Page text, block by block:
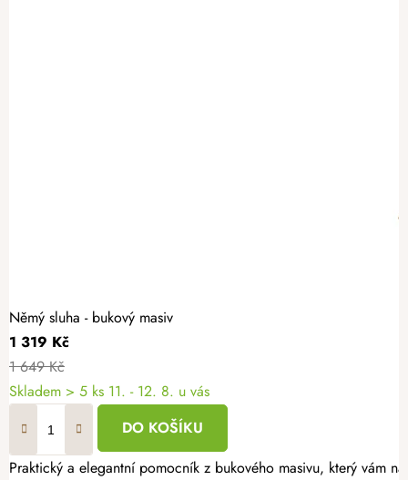
Němý sluha - bukový masiv
1 319 Kč
1 649 Kč
Skladem > 5 ks 11. - 12. 8. u vás
DO KOŠÍKU
Praktický a elegantní pomocník z bukového masivu, který vám